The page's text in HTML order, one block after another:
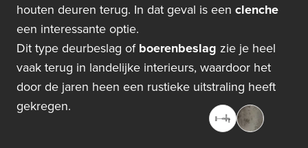
houten deuren terug. In dat geval is een clenche
een interessante optie.
Dit type deurbeslag of boerenbeslag zie je heel
vaak terug in landelijke interieurs, waardoor het
door de jaren heen een rustieke uitstraling heeft
gekregen.